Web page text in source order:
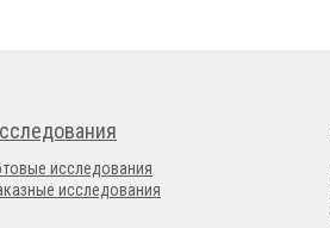
исследования
исследования